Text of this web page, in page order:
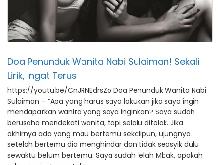
Doa Penunduk Wanita Nabi Sulaiman! Sekali
Lirik, Ingat Terus
https://youtu.be/CnJRNEdrsZo Doa Penunduk Wanita Nabi
Sulaiman – “Apa yang harus saya lakukan jika saya ingin
mendapatkan wanita yang saya inginkan? Saya sudah
berusaha mendekati wanita, tapi selalu ditolak. Jika
akhirnya ada yang mau bertemu sekalipun, ujungnya
setelah bertemu dia menghindar dan tidak seasyik dulu
sewaktu belum bertemu. Saya sudah lelah Mbak, apakah